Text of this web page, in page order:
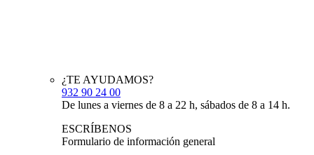
¿TE AYUDAMOS?
932 90 24 00
De lunes a viernes de 8 a 22 h, sábados de 8 a 14 h.
ESCRÍBENOS
Formulario de información general